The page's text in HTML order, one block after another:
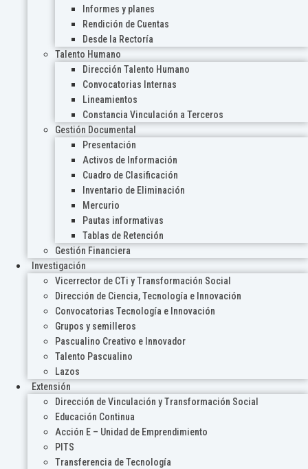
Informes y planes
Rendición de Cuentas
Desde la Rectoría
Talento Humano
Dirección Talento Humano
Convocatorias Internas
Lineamientos
Constancia Vinculación a Terceros
Gestión Documental
Presentación
Activos de Información
Cuadro de Clasificación
Inventario de Eliminación
Mercurio
Pautas informativas
Tablas de Retención
Gestión Financiera
Investigación
Vicerrector de CTi y Transformación Social
Dirección de Ciencia, Tecnología e Innovación
Convocatorias Tecnología e Innovación
Grupos y semilleros
Pascualino Creativo e Innovador
Talento Pascualino
Lazos
Extensión
Dirección de Vinculación y Transformación Social
Educación Continua
Acción E – Unidad de Emprendimiento
PITS
Transferencia de Tecnología